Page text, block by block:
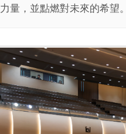
，並點燃對未來的希望。